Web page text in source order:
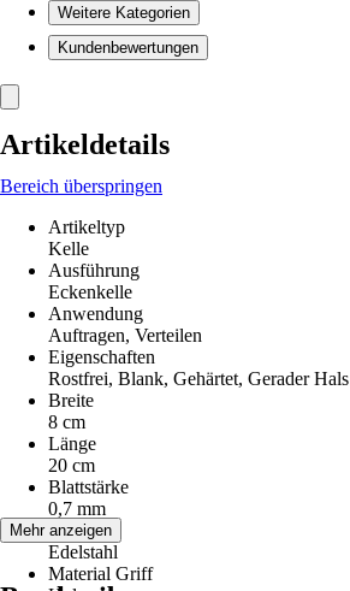
Weitere Kategorien
Kundenbewertungen
Artikeldetails
Bereich überspringen
Artikeltyp
Kelle
Ausführung
Eckenkelle
Anwendung
Auftragen, Verteilen
Eigenschaften
Rostfrei, Blank, Gehärtet, Gerader Hals
Breite
8 cm
Länge
20 cm
Blattstärke
0,7 mm
Material
Edelstahl
Material Griff
Mehr anzeigen